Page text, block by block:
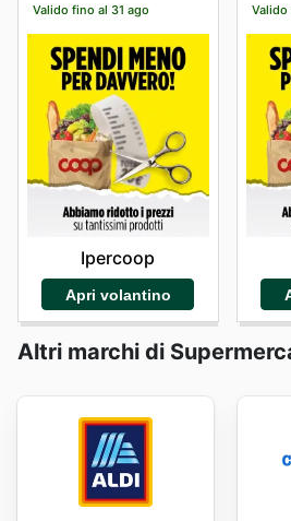
Valido fino al 31 ago
Ipercoop
Apri volantino
Valido
Altri marchi di